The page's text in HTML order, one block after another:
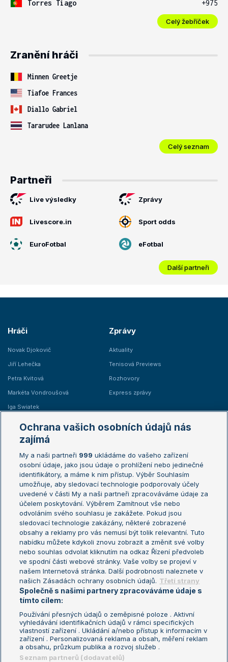
Torres Tiago
+975
Celý žebříček
Zranění hráči
Minnen Greetje
Tiafoe Frances
Diallo Gabriel
Tararudee Lanlana
Celý seznam
Partneři
Live výsledky Zprávy
Livescore.in Sport odds
EuroFotbal eFotbal
Další partneři
Hráči
Novak Djokovič
Jiří Lehečka
Petra Kvitová
Markéta Vondroušová
Iga Swiatek
Zprávy
Aktuality
Tenisová Previews
Rozhovory
Express zprávy
Žebříčky
Žebříček ATP (muži)
Žebříček WTA (ženy)
Sázkařský žebříček
Australian Open
French Open
Wimbledon
US Open
Turnaj mistrů
Turnaj mistryň
Aktualní trendy
Fotbalové přestupy
Livesport Daily
LS Prague Open
Podmínky užití
Nastavení soukromí
GDPR a žurnalistika
Reklama
Kontakt
Informace o zpracování osobních
údajů
Ochrana vašich osobních údajů nás
zajímá
My a naši partneři 999 ukládáme do vašeho zařízení
osobní údaje, jako jsou údaje o prohlížení nebo jedinečné
identifikátory, a máme k nim přístup. Výběr Souhlasím
umožňuje, aby sledovací technologie podporovaly účely
uvedené v části My a naši partneři zpracováváme údaje za
účelem poskytování. Výběrem Zamítnout vše nebo
odvoláním svého souhlasu je zakážete. Pokud jsou
sledovací technologie zakázány, některé zobrazené
obsahy a reklamy pro vás nemusí být tolik relevantní. Tuto
nabídku můžete kdykoli znovu zobrazit a změnit své volby
nebo souhlas odvolat kliknutím na odkaz Řízení předvoleb
ve spodní části webové stránky. Vaše volby se projeví v
našem Internetová stránka. Další podrobnosti naleznete v
našich Zásadách ochrany osobních údajů. Třetí strany
Společně s našimi partnery zpracováváme údaje s
tímto cílem:
Používání přesných údajů o zeměpisné poloze . Aktivní
vyhledávání identifikačních údajů v rámci specifických
vlastností zařízení . Ukládání a/nebo přístup k informacím v
zařízení . Personalizovaná reklama a obsah, měření reklam
a obsahu, průzkum publika a rozvoj služeb .
Seznam partnerů (dodavatelů)